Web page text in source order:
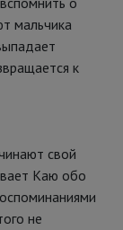
мальчика
к
свой
Каю обо
не